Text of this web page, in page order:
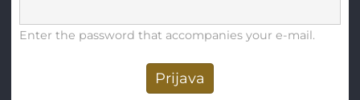
Enter the password that accompanies your e-mail.